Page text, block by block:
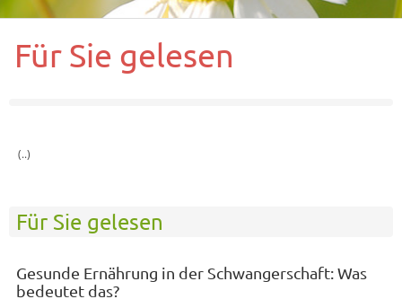
Für Sie gelesen
(..)
Für Sie gelesen
Gesunde Ernährung in der Schwangerschaft: Was
bedeutet das?